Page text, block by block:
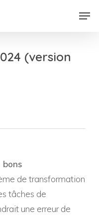
(version
bons
de transformation
tâches de
une erreur de